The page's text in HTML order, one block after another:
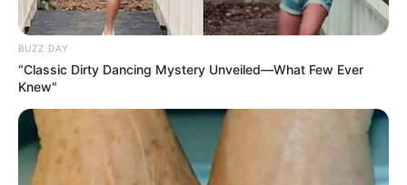
participantes femeninas de la historia del
formato. Muchos esperaban el reencuentro de la
Argentina con Hugo en plató, pero por desgracia
este momento va a tener que esperar. Ivana se ha
manifestado al respecto y ha aprovechado para
hablar de su ex pareja en la Isla: